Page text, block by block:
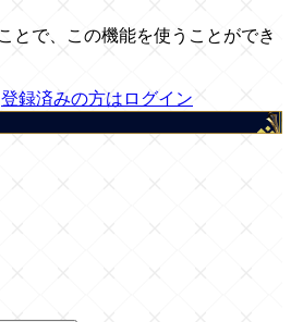
とで、この機能を使うことができ
登録済みの方はログイン